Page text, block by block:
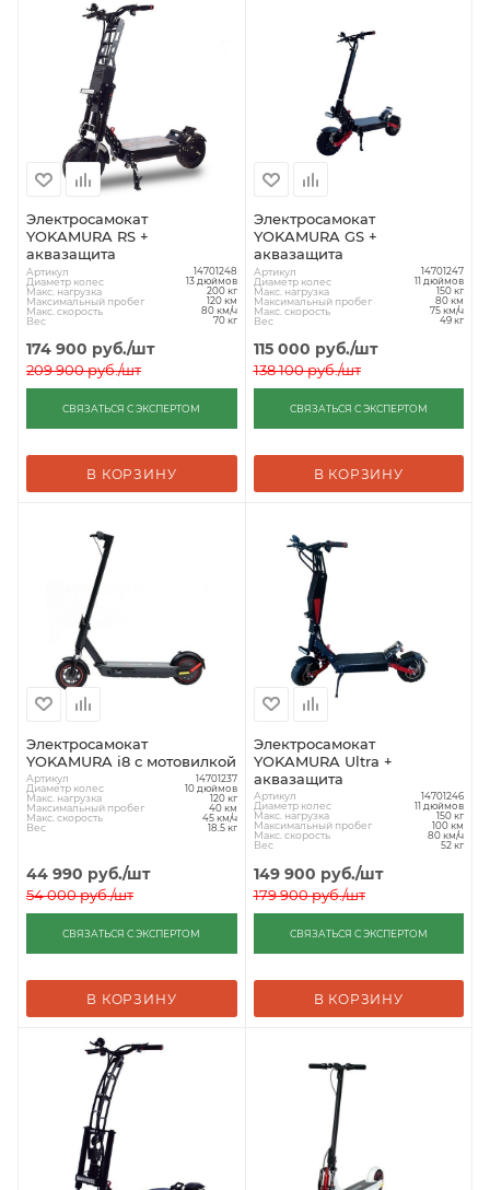
Электросамокат
YOKAMURA RS +
аквазащита
Артикул 14701248
Диаметр колес 13 дюймов
Макс. нагрузка 200 кг
Максимальный пробег 120 км
Макс. скорость 80 км/ч
Вес 70 кг
174 900 руб./шт
209 900руб./шт
СВЯЗАТЬСЯ С ЭКСПЕРТОМ
В КОРЗИНУ
Электросамокат
YOKAMURA GS +
аквазащита
Артикул 14701247
Диаметр колес 11 дюймов
Макс. нагрузка 150 кг
Максимальный пробег 80 км
Макс. скорость 75 км/ч
Вес 49 кг
115 000 руб./шт
138 100руб./шт
СВЯЗАТЬСЯ С ЭКСПЕРТОМ
В КОРЗИНУ
Электросамокат
YOKAMURA i8 с мотовилкой
Артикул 14701237
Диаметр колес 10 дюймов
Макс. нагрузка 120 кг
Максимальный пробег 40 км
Макс. скорость 45 км/ч
Вес 18.5 кг
44 990 руб./шт
54 000руб./шт
СВЯЗАТЬСЯ С ЭКСПЕРТОМ
В КОРЗИНУ
Электросамокат
YOKAMURA Ultra +
аквазащита
Артикул 14701246
Диаметр колес 11 дюймов
Макс. нагрузка 150 кг
Максимальный пробег 100 км
Макс. скорость 80 км/ч
Вес 52 кг
149 900 руб./шт
179 900руб./шт
СВЯЗАТЬСЯ С ЭКСПЕРТОМ
В КОРЗИНУ